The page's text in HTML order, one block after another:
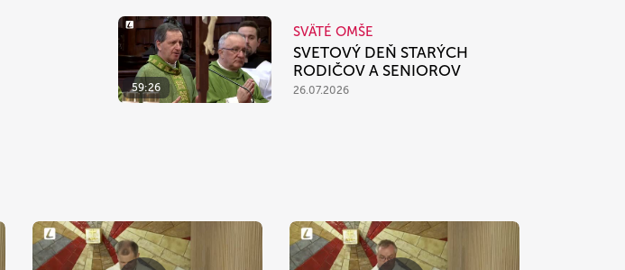
59:26
SVÄTÉ OMŠE
SVETOVÝ DEŇ STARÝCH
RODIČOV A SENIOROV
26.07.2026